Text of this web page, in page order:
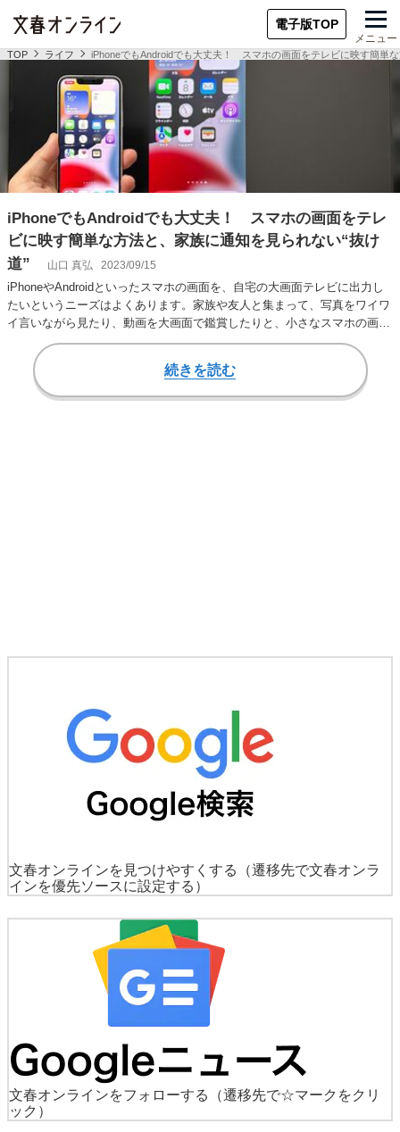
電子版TOP
メニュー
TOP ライフ iPhoneでもAndroidでも大丈夫！ スマホの画面をテレビに映す簡単
iPhoneでもAndroidでも大丈夫！ スマホの画面をテレ
ビに映す簡単な方法と、家族に通知を見られない“抜け
道”
山口 真弘 2023/09/15
iPhoneやAndroidといったスマホの画面を、自宅の大画面テレビに出力し
たいというニーズはよくあります。家族や友人と集まって、写真をワイワ
イ言いながら見たり、動画を大画面で鑑賞したりと、小さなスマホの画面
続きを読む
文春オンラインを見つけやすくする
（遷移先で文春オンラ
インを優先ソースに設定する）
文春オンラインをフォローする
（遷移先で☆マークをクリ
ック）